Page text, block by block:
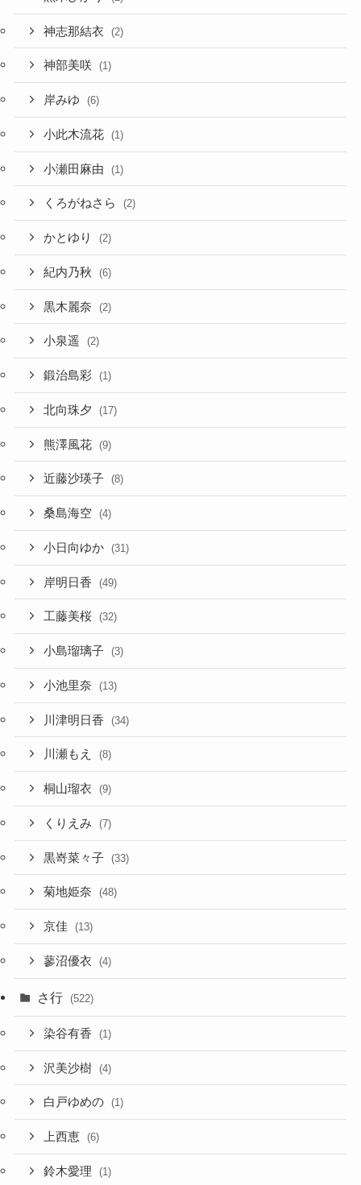
神志那結衣 (2)
神部美咲 (1)
岸みゆ (6)
小此木流花 (1)
小瀬田麻由 (1)
くろがねさら (2)
かとゆり (2)
紀内乃秋 (6)
黒木麗奈 (2)
小泉遥 (2)
鍛治島彩 (1)
北向珠夕 (17)
熊澤風花 (9)
近藤沙瑛子 (8)
桑島海空 (4)
小日向ゆか (31)
岸明日香 (49)
工藤美桜 (32)
小島瑠璃子 (3)
小池里奈 (13)
川津明日香 (34)
川瀬もえ (8)
桐山瑠衣 (9)
くりえみ (7)
黒嵜菜々子 (33)
菊地姫奈 (48)
京佳 (13)
蓼沼優衣 (4)
さ行 (522)
染谷有香 (1)
沢美沙樹 (4)
白戸ゆめの (1)
上西恵 (6)
鈴木愛理 (1)